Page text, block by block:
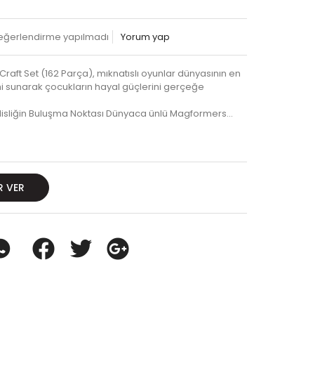
yapılmadı Yorum yap
Set (162 Parça), mıknatıslı oyunlar dünyasının en
sunarak çocukların hayal güçlerini gerçeğe
Buluşma Noktası Dünyaca ünlü Magformers…
VER